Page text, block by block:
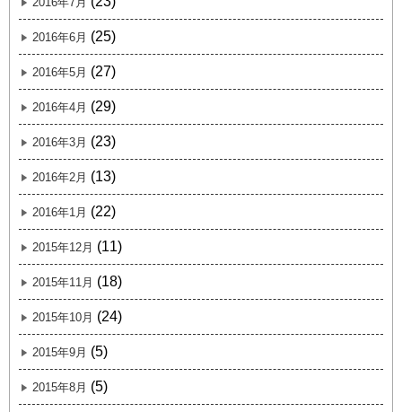
2016年6月 (25)
2016年5月 (27)
2016年4月 (29)
2016年3月 (23)
2016年2月 (13)
2016年1月 (22)
2015年12月 (11)
2015年11月 (18)
2015年10月 (24)
2015年9月 (5)
2015年8月 (5)